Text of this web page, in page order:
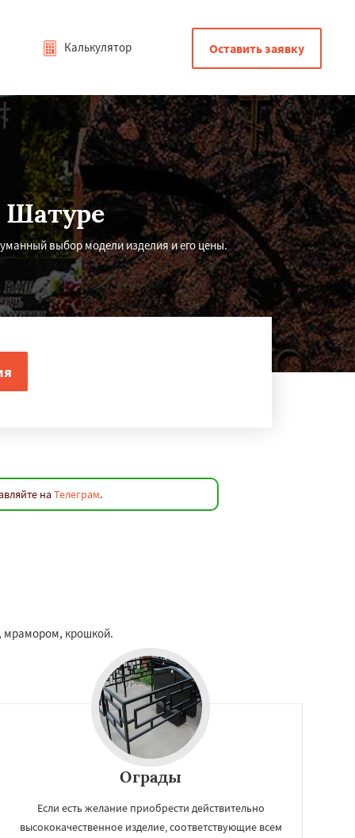
Калькулятор Оставить заявку
Шатуре
выбор модели изделия и его цены.
на Телеграм.
мрамором, крошкой.
Ограды
Если есть желание приобрести действительно
высококачественное изделие, соответствующие всем